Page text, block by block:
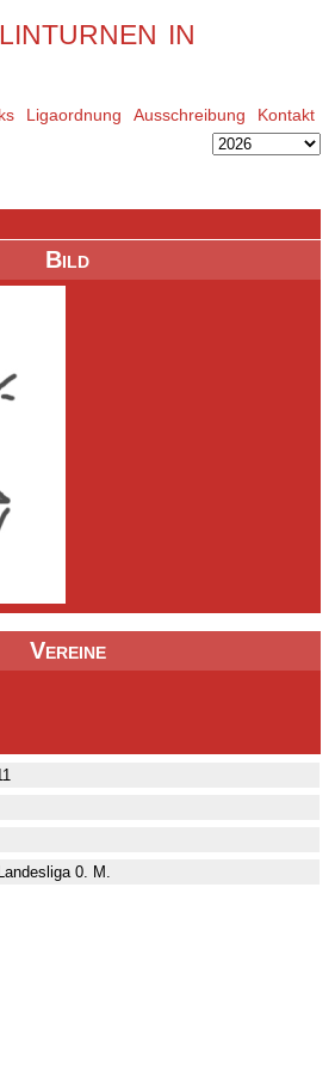
in
Ligaordnung Ausschreibung Kontakt
Bild
Vereine
0. M.